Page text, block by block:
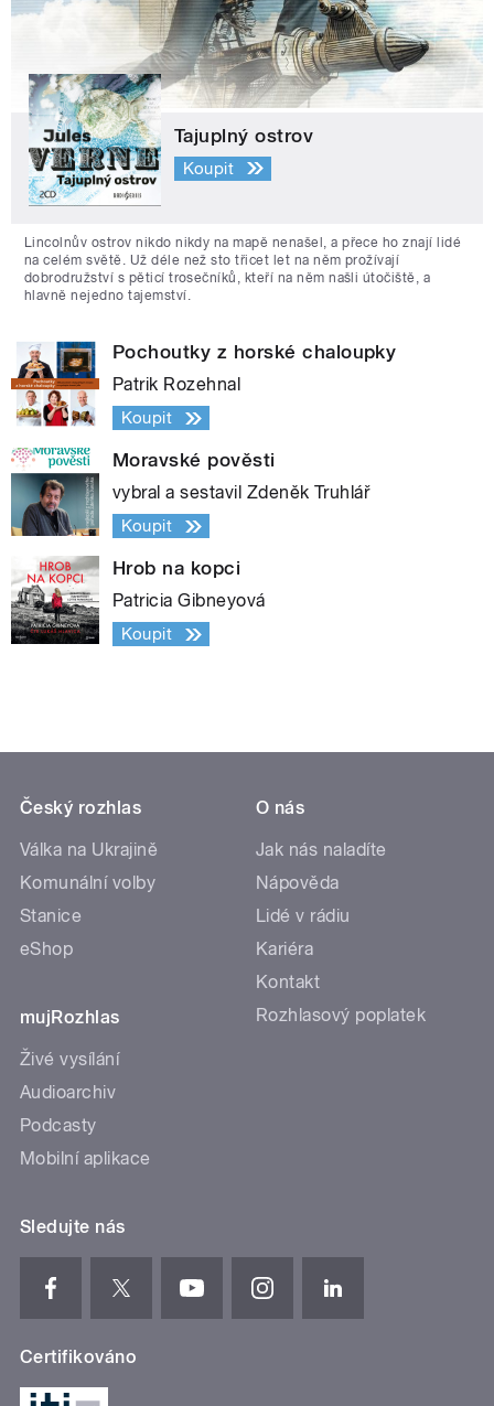
Tajuplný ostrov
Koupit
Lincolnův ostrov nikdo nikdy na mapě nenašel, a přece ho znají lidé
na celém světě. Už déle než sto třicet let na něm prožívají
dobrodružství s pěticí trosečníků, kteří na něm našli útočiště, a
hlavně nejedno tajemství.
Pochoutky z horské chaloupky
Patrik Rozehnal
Koupit
Moravské pověsti
vybral a sestavil Zdeněk Truhlář
Koupit
Hrob na kopci
Patricia Gibneyová
Koupit
Český rozhlas
Válka na Ukrajině
Komunální volby
Stanice
eShop
mujRozhlas
Živé vysílání
Audioarchiv
Podcasty
Mobilní aplikace
O nás
Jak nás naladíte
Nápověda
Lidé v rádiu
Kariéra
Kontakt
Rozhlasový poplatek
Sledujte nás
Certifikováno